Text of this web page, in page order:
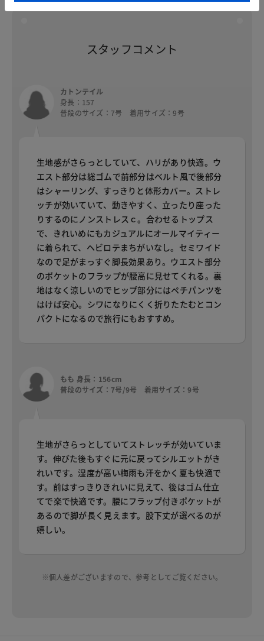
スタッフコメント
カトンテイル
身長：157
普段のサイズ：7号 着用サイズ：9号
生地感がさらっとしていて、ハリがあり快適。ウ
エスト部分は総ゴムで前部分はベルト風で後部分
はシャーリング、すっきりと体形カバー。ストレ
ッチが効いていて、動きやすく、立ったり座った
りするのにノンストレスｃ。合わせるトップス
で、きれいめにもカジュアルにオールマイティー
に着られて、ヘビロテまちがいなし。セミワイド
なので足がまっすぐ脚長効果あり。ウエスト部分
のポケットのフラップが腰高に見せてくれる。裏
地はなく涼しいのでヒップ部分にはペチパンツを
はけば安心。シワになりにくく折りたたむとコン
パクトになるので旅行にもおすすめ。
もも 身長：156cm
普段のサイズ：7号/9号 着用サイズ：9号
生地がさらっとしていてストレッチが効いていま
す。伸びた後もすぐに元に戻ってシルエットがき
れいです。湿度が高い梅雨も汗をかく夏も快適で
す。前はすっきりきれいに見えて、後はゴム仕立
てで楽で快適です。腰にフラップ付きポケットが
あるので脚が長く見えます。股下丈が選べるのが
嬉しい。
※個人差がございますので、参考としてご覧ください。